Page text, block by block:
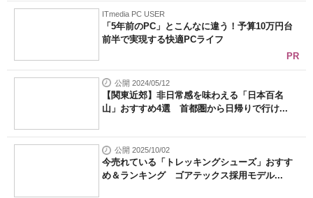
ITmedia PC USER
「5年前のPC」とこんなに違う！予算10万円台
前半で実現する快適PCライフ
PR
公開 2024/05/12
【関東近郊】非日常感を味わえる「日本百名
山」おすすめ4選 首都圏から日帰りで行け...
公開 2025/10/02
今売れている「トレッキングシューズ」おすす
め＆ランキング ゴアテックス採用モデル...